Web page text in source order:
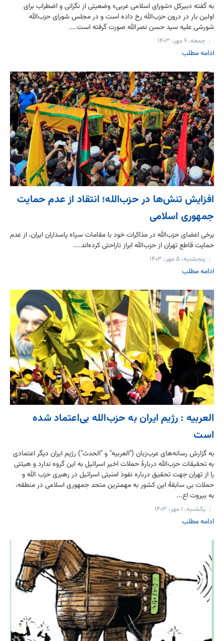
به گفته دبیرکل «شورای اسلامی عربی» وضعیتی از نگرانی و اضطراب برای
اولین بار در درون حزب‌الله رخ داده است و در مجلس شورای حزب‌الله
شورشی علیه سید حسن نصرالله صورت گرفته است....
جمعه، ۶ مهر، ۱۴۰۳
ادامه مطلب
افزایش تنش‌ها در حزب‌الله؛ انتقاد از عدم حمایت
جمهوری اسلامی
برخی اعضای حزب‌الله در مذاکرات خود با مقامات سپاه پاسداران ایران، از عدم
حمایت قاطع تهران از حزب‌الله ابراز ناراحتی کرده‌اند....
پنجشنبه، ۵ مهر، ۱۴۰۳
ادامه مطلب
العربیه : رژیم ایران به حزب‌الله بی‌اعتماد شده
است
به گزارش رسانه‌های عرب‌زبان ("العربیه" و "الحدث") رژیم ایران دیگر اعتمادی
به تحقیقات حزب‌الله دربارۀ حملات اخیر اسرائیل به این گروه ندارد و هیئتی
را از تهران جهت تحقیق درباره نفوذ امنیتی اسرائیل در رهبری حزب الله و
حملات بی سابقۀ این کشور به مهمترین متحد جمهوری اسلامی در منطقه،
به بیروت اع...
یکشنبه، ۱ مهر، ۱۴۰۳
ادامه مطلب